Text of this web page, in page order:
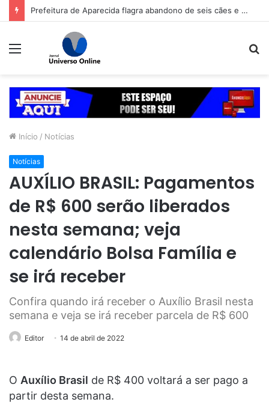
Prefeitura de Aparecida flagra abandono de seis cães e reitera que o ato é crime inafiançável
Menu
Início / Notícias
Notícias
AUXÍLIO BRASIL: Pagamentos
de R$ 600 serão liberados
nesta semana; veja
calendário Bolsa Família e
se irá receber
Confira quando irá receber o Auxílio Brasil nesta
semana e veja se irá receber parcela de R$ 600
Editor 14 de abril de 2022
O Auxílio Brasil de R$ 400 voltará a ser pago a
partir desta semana.